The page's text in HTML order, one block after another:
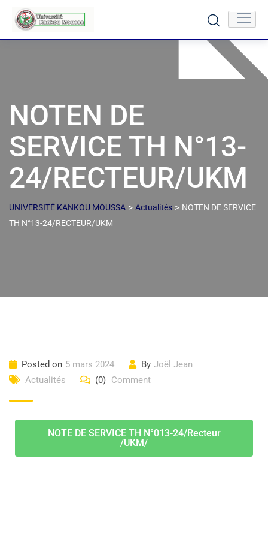
NOTEN DE
SERVICE TH N°13-
24/RECTEUR/UKM
UNIVERSITÉ KANKOU MOUSSA > Actualités > NOTEN DE SERVICE
TH N°13-24/RECTEUR/UKM
Posted on 5 mars 2024 By Joël Jean
Actualités
(0) Comment
NOTE DE SERVICE TH N°013-24/Recteur
/UKM/